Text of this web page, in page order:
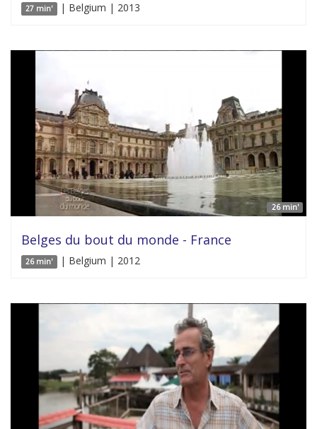
27 min' | Belgium | 2013
26 min'
Belges du bout du monde - France
26 min' | Belgium | 2012